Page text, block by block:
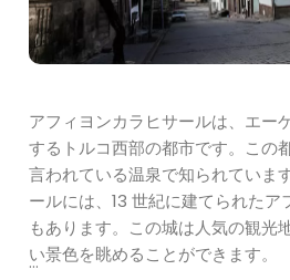
アフィヨンカラヒサールは、エー
するトルコ西部の都市です。この
言われている温泉で知られていま
ールには、13 世紀に建てられた
もあります。この城は人気の観光
い景色を眺めることができます。